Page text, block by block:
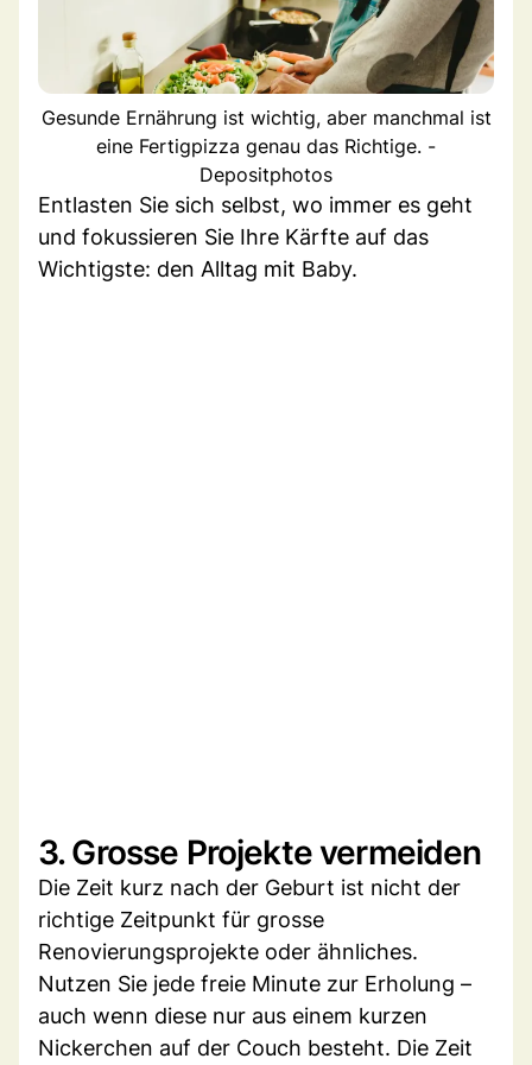
Gesunde Ernährung ist wichtig, aber manchmal ist
eine Fertigpizza genau das Richtige. -
Depositphotos
Entlasten Sie sich selbst, wo immer es geht
und fokussieren Sie Ihre Kärfte auf das
Wichtigste: den Alltag mit Baby.
3. Grosse Projekte vermeiden
Die Zeit kurz nach der Geburt ist nicht der
richtige Zeitpunkt für grosse
Renovierungsprojekte oder ähnliches.
Nutzen Sie jede freie Minute zur Erholung –
auch wenn diese nur aus einem kurzen
Nickerchen auf der Couch besteht. Die Zeit